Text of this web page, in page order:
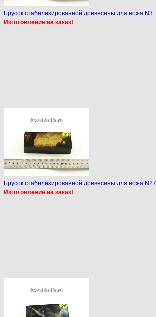
Брусок стабилизированной древесины для ножа N3
Изготовление на заказ!
Брусок стабилизированной древесины для ножа N27
Изготовление на заказ!